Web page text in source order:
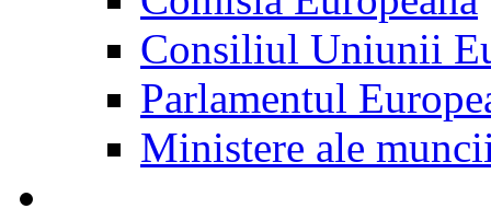
Consiliul Uniunii
Parlamentul
Ministere ale